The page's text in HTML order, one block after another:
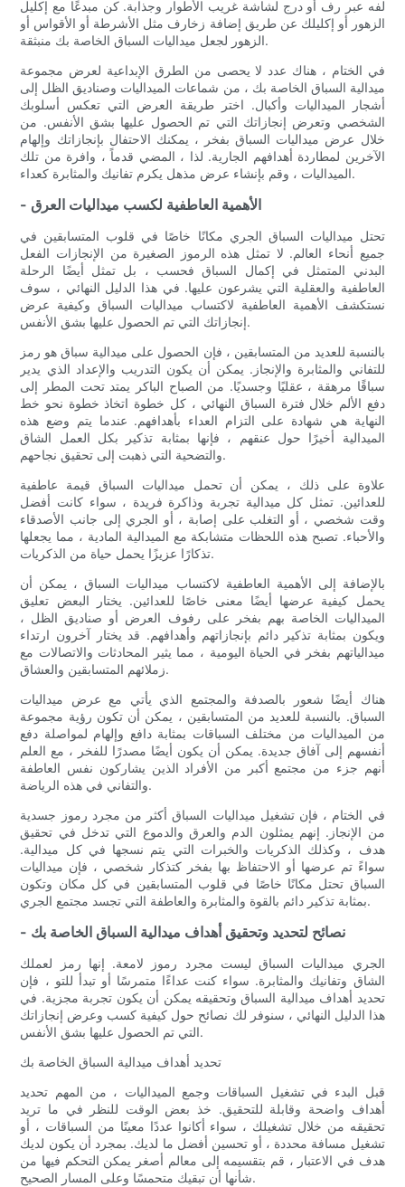
لفه عبر رف أو درج لشاشة غريب الأطوار وجذابة. كن مبدعًا مع إكليل
الزهور أو إكليلك عن طريق إضافة زخارف مثل الأشرطة أو الأقواس أو
الزهور لجعل ميداليات السباق الخاصة بك منبثقة.
في الختام ، هناك عدد لا يحصى من الطرق الإبداعية لعرض مجموعة
ميدالية السباق الخاصة بك ، من شماعات الميداليات وصناديق الظل إلى
أشجار الميداليات وأكبال. اختر طريقة العرض التي تعكس أسلوبك
الشخصي وتعرض إنجازاتك التي تم الحصول عليها بشق الأنفس. من
خلال عرض ميداليات السباق بفخر ، يمكنك الاحتفال بإنجازاتك وإلهام
الآخرين لمطاردة أهدافهم الجارية. لذا ، المضي قدماً ، وافرة من تلك
الميداليات ، وقم بإنشاء عرض مذهل يكرم تفانيك والمثابرة كعداء.
- الأهمية العاطفية لكسب ميداليات العرق
تحتل ميداليات السباق الجري مكانًا خاصًا في قلوب المتسابقين في
جميع أنحاء العالم. لا تمثل هذه الرموز الصغيرة من الإنجازات الفعل
البدني المتمثل في إكمال السباق فحسب ، بل تمثل أيضًا الرحلة
العاطفية والعقلية التي يشرعون عليها. في هذا الدليل النهائي ، سوف
نستكشف الأهمية العاطفية لاكتساب ميداليات السباق وكيفية عرض
إنجازاتك التي تم الحصول عليها بشق الأنفس.
بالنسبة للعديد من المتسابقين ، فإن الحصول على ميدالية سباق هو رمز
للتفاني والمثابرة والإنجاز. يمكن أن يكون التدريب والإعداد الذي يدير
سباقًا مرهقة ، عقليًا وجسديًا. من الصباح الباكر يمتد تحت المطر إلى
دفع الألم خلال فترة السباق النهائي ، كل خطوة اتخاذ خطوة نحو خط
النهاية هي شهادة على التزام العداء بأهدافهم. عندما يتم وضع هذه
الميدالية أخيرًا حول عنقهم ، فإنها بمثابة تذكير بكل العمل الشاق
والتضحية التي ذهبت إلى تحقيق نجاحهم.
علاوة على ذلك ، يمكن أن تحمل ميداليات السباق قيمة عاطفية
للعدائين. تمثل كل ميدالية تجربة وذاكرة فريدة ، سواء كانت أفضل
وقت شخصي ، أو التغلب على إصابة ، أو الجري إلى جانب الأصدقاء
والأحباء. تصبح هذه اللحظات متشابكة مع الميدالية المادية ، مما يجعلها
تذكارًا عزيزًا يحمل حياة من الذكريات.
بالإضافة إلى الأهمية العاطفية لاكتساب ميداليات السباق ، يمكن أن
يحمل كيفية عرضها أيضًا معنى خاصًا للعدائين. يختار البعض تعليق
الميداليات الخاصة بهم بفخر على رفوف العرض أو صناديق الظل ،
ويكون بمثابة تذكير دائم بإنجازاتهم وأهدافهم. قد يختار آخرون ارتداء
ميدالياتهم بفخر في الحياة اليومية ، مما يثير المحادثات والاتصالات مع
زملائهم المتسابقين والعشاق.
هناك أيضًا شعور بالصدفة والمجتمع الذي يأتي مع عرض ميداليات
السباق. بالنسبة للعديد من المتسابقين ، يمكن أن تكون رؤية مجموعة
من الميداليات من مختلف السباقات بمثابة دافع وإلهام لمواصلة دفع
أنفسهم إلى آفاق جديدة. يمكن أن يكون أيضًا مصدرًا للفخر ، مع العلم
أنهم جزء من مجتمع أكبر من الأفراد الذين يشاركون نفس العاطفة
والتفاني في هذه الرياضة.
في الختام ، فإن تشغيل ميداليات السباق أكثر من مجرد رموز جسدية
من الإنجاز. إنهم يمثلون الدم والعرق والدموع التي تدخل في تحقيق
هدف ، وكذلك الذكريات والخبرات التي يتم نسجها في كل ميدالية.
سواءً تم عرضها أو الاحتفاظ بها بفخر كتذكار شخصي ، فإن ميداليات
السباق تحتل مكانًا خاصًا في قلوب المتسابقين في كل مكان وتكون
بمثابة تذكير دائم بالقوة والمثابرة والعاطفة التي تجسد مجتمع الجري.
- نصائح لتحديد وتحقيق أهداف ميدالية السباق الخاصة بك
الجري ميداليات السباق ليست مجرد رموز لامعة. إنها رمز لعملك
الشاق وتفانيك والمثابرة. سواء كنت عداءًا متمرسًا أو تبدأ للتو ، فإن
تحديد أهداف ميدالية السباق وتحقيقه يمكن أن يكون تجربة مجزية. في
هذا الدليل النهائي ، سنوفر لك نصائح حول كيفية كسب وعرض إنجازاتك
التي تم الحصول عليها بشق الأنفس.
تحديد أهداف ميدالية السباق الخاصة بك
قبل البدء في تشغيل السباقات وجمع الميداليات ، من المهم تحديد
أهداف واضحة وقابلة للتحقيق. خذ بعض الوقت للنظر في ما تريد
تحقيقه من خلال تشغيلك ، سواء أكانوا عددًا معينًا من السباقات ، أو
تشغيل مسافة محددة ، أو تحسين أفضل ما لديك. بمجرد أن يكون لديك
هدف في الاعتبار ، قم بتقسيمه إلى معالم أصغر يمكن التحكم فيها من
شأنها أن تبقيك متحمسًا وعلى المسار الصحيح.